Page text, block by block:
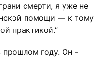
смерти, я уже не
помощи — к тому
практикой.”
прошлом году. Он –